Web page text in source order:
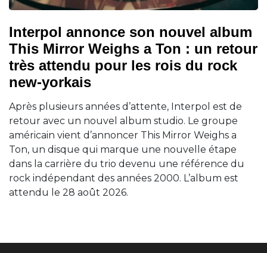
Interpol annonce son nouvel album
This Mirror Weighs a Ton : un retour
très attendu pour les rois du rock
new-yorkais
Après plusieurs années d’attente, Interpol est de
retour avec un nouvel album studio. Le groupe
américain vient d’annoncer This Mirror Weighs a
Ton, un disque qui marque une nouvelle étape
dans la carrière du trio devenu une référence du
rock indépendant des années 2000. L’album est
attendu le 28 août 2026.